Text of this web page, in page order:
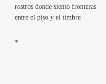
rostros donde siento fronteras
entre el piso y el timbre
*